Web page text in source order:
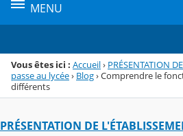
MENU
Vous êtes ici : Accueil› PRÉSENTATION
passe au lycée› Blog›Comprendre le
différents
PRÉSENTATION DE